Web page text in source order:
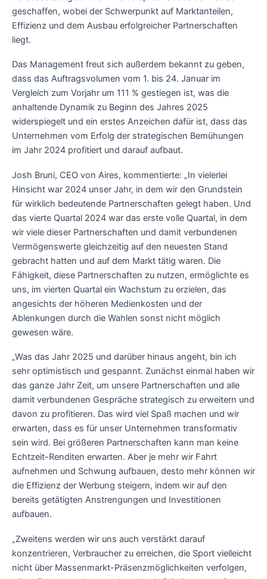
geschaffen, wobei der Schwerpunkt auf Marktanteilen,
Effizienz und dem Ausbau erfolgreicher Partnerschaften
liegt.
Das Management freut sich außerdem bekannt zu geben,
dass das Auftragsvolumen vom 1. bis 24. Januar im
Vergleich zum Vorjahr um 111 % gestiegen ist, was die
anhaltende Dynamik zu Beginn des Jahres 2025
widerspiegelt und ein erstes Anzeichen dafür ist, dass das
Unternehmen vom Erfolg der strategischen Bemühungen
im Jahr 2024 profitiert und darauf aufbaut.
Josh Bruni, CEO von Aires, kommentierte: „In vielerlei
Hinsicht war 2024 unser Jahr, in dem wir den Grundstein
für wirklich bedeutende Partnerschaften gelegt haben. Und
das vierte Quartal 2024 war das erste volle Quartal, in dem
wir viele dieser Partnerschaften und damit verbundenen
Vermögenswerte gleichzeitig auf den neuesten Stand
gebracht hatten und auf dem Markt tätig waren. Die
Fähigkeit, diese Partnerschaften zu nutzen, ermöglichte es
uns, im vierten Quartal ein Wachstum zu erzielen, das
angesichts der höheren Medienkosten und der
Ablenkungen durch die Wahlen sonst nicht möglich
gewesen wäre.
„Was das Jahr 2025 und darüber hinaus angeht, bin ich
sehr optimistisch und gespannt. Zunächst einmal haben wir
das ganze Jahr Zeit, um unsere Partnerschaften und alle
damit verbundenen Gespräche strategisch zu erweitern und
davon zu profitieren. Das wird viel Spaß machen und wir
erwarten, dass es für unser Unternehmen transformativ
sein wird. Bei größeren Partnerschaften kann man keine
Echtzeit-Renditen erwarten. Aber je mehr wir Fahrt
aufnehmen und Schwung aufbauen, desto mehr können wir
die Effizienz der Werbung steigern, indem wir auf den
bereits getätigten Anstrengungen und Investitionen
aufbauen.
„Zweitens werden wir uns auch verstärkt darauf
konzentrieren, Verbraucher zu erreichen, die Sport vielleicht
nicht über Massenmarkt-Präsenzmöglichkeiten verfolgen,